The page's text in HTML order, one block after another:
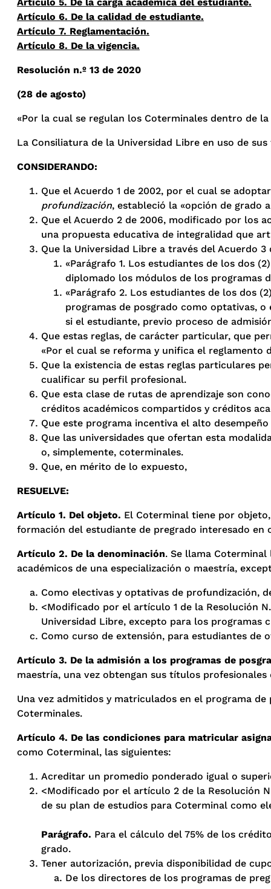
Artículo 5. De la carga académica del estudiante.
Artículo 6. De la calidad de estudiante.
Artículo 7. Reglamentación.
Artículo 8. De la vigencia.
Resolución n.º 13 de 2020
(28 de agosto)
«Por la cual se regulan los Coterminales dentro de la
La Consiliatura de la Universidad Libre en uso de
CONSIDERANDO:
Que el Acuerdo 1 de 2002, por el cual se
profundización, estableció la «opción de grado
Que el Acuerdo 2 de 2006, modificado por los
una propuesta educativa de integralidad que
Que la Universidad Libre a través del Acuerdo
«Parágrafo 1. Los estudiantes de los dos
diplomado los módulos de los programas
«Parágrafo 2. Los estudiantes de los dos
programas de posgrado como optativas,
si el estudiante, previo proceso de
Que estas reglas, de carácter particular, que
«Por el cual se reforma y unifica el reglamento
Que la existencia de estas reglas particulares
cualificar su perfil profesional.
Que esta clase de rutas de aprendizaje son
créditos académicos compartidos y créditos
Que este programa incentiva el alto
Que las universidades que ofertan esta
o, simplemente, coterminales.
Que, en mérito de lo expuesto,
RESUELVE:
Artículo 1. Del objeto. El Coterminal tiene por
formación del estudiante de pregrado interesado en
Artículo 2. De la denominación. Se llama
académicos de una especialización o maestría,
Como electivas y optativas de profundización,
<Modificado por el artículo 1 de la Resolución
Universidad Libre, excepto para los
Como curso de extensión, para estudiantes
Artículo 3. De la admisión a los programas de
maestría, una vez obtengan sus títulos
Una vez admitidos y matriculados en el programa
Coterminales.
Artículo 4. De las condiciones para matricular
como Coterminal, las siguientes:
Acreditar un promedio ponderado igual o
<Modificado por el artículo 2 de la Resolución
de su plan de estudios para Coterminal como
Parágrafo. Para el cálculo del 75% de los
grado.
Tener autorización, previa disponibilidad de
De los directores de los programas de